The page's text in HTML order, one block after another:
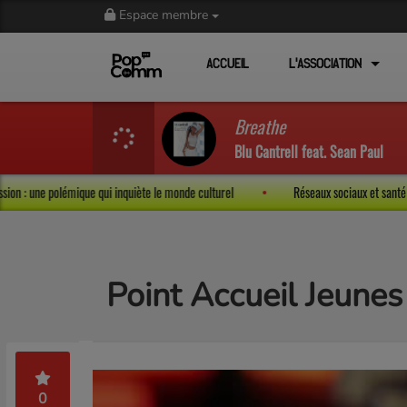
Espace membre
ACCUEIL L'ASSOCIATION
Breathe
Blu Cantrell feat. Sean Paul
: une polémique qui inquiète le monde culturel Réseaux
Point Accueil
0